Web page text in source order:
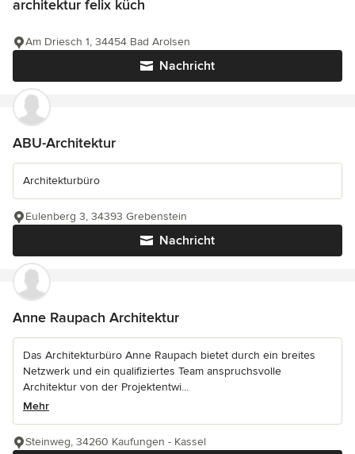
architektur felix küch
Nachricht
Am Driesch 1, 34454 Bad Arolsen
ABU-Architektur
Architekturbüro
Nachricht
Eulenberg 3, 34393 Grebenstein
Anne Raupach Architektur
Das Architekturbüro Anne Raupach bietet durch ein breites
Netzwerk und ein qualifiziertes Team anspruchsvolle
Architektur von der Projektentwi...
Mehr
Steinweg, 34260 Kaufungen - Kassel